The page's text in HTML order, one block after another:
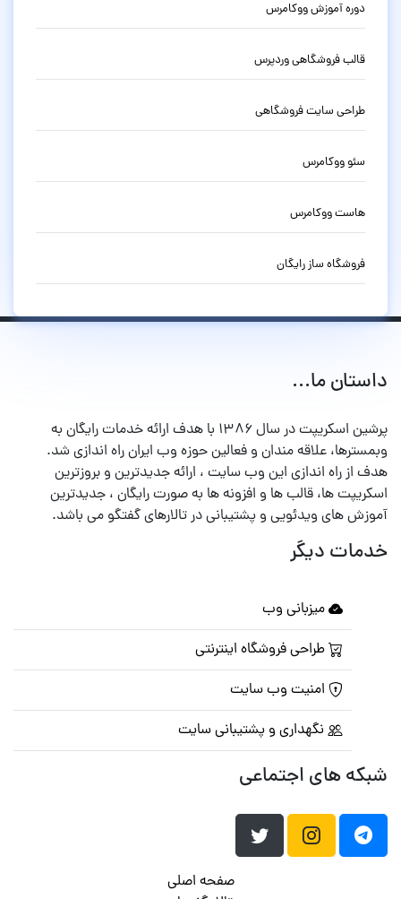
دوره آموزش ووکامرس
قالب فروشگاهی وردپرس
طراحی سایت فروشگاهی
سئو ووکامرس
هاست ووکامرس
فروشگاه ساز رایگان
داستان ما...
پرشین اسکریپت در سال ۱۳۸۶ با هدف ارائه خدمات رایگان به
وبمسترها، علاقه مندان و فعالین حوزه وب ایران راه اندازی شد.
هدف از راه اندازی این وب سایت ، ارائه جدیدترین و بروزترین
اسکریپت ها، قالب ها و افزونه ها به صورت رایگان ، جدیدترین
آموزش های ویدئویی و پشتیبانی در تالارهای گفتگو می باشد.
خدمات دیگر
میزبانی وب
طراحی فروشگاه اینترنتی
امنیت وب سایت
نگهداری و پشتیبانی سایت
شبکه های اجتماعی
صفحه اصلی